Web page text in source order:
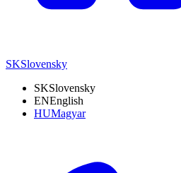
SKSlovensky
SKSlovensky
ENEnglish
HUMagyar